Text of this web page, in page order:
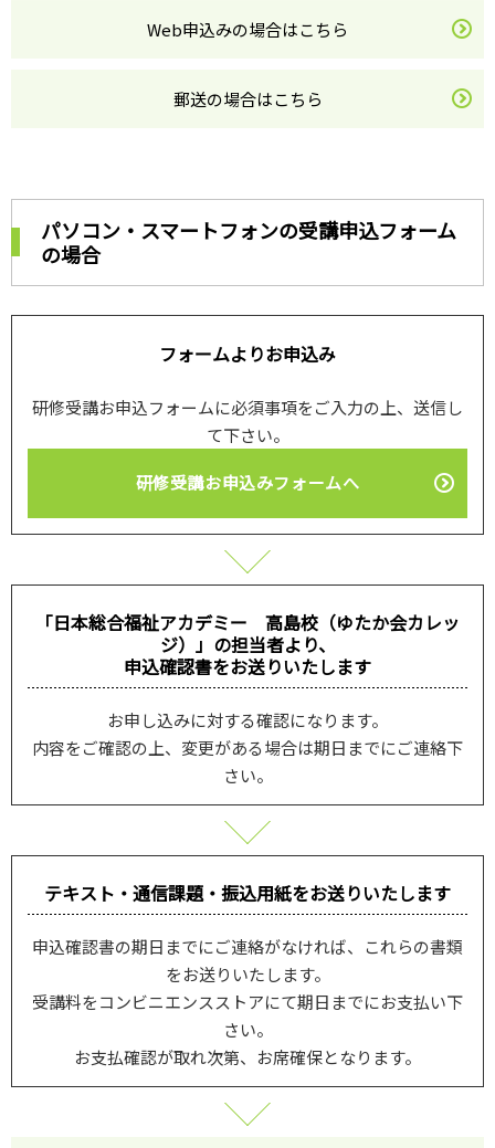
Web申込みの場合はこちら
郵送の場合はこちら
パソコン・スマートフォンの受講申込フォーム
の場合
フォームよりお申込み
研修受講お申込フォームに必須事項をご入力の上、送信し
て下さい。
研修受講お申込みフォームへ
「日本総合福祉アカデミー 高島校（ゆたか会カレッ
ジ）」の担当者より、
申込確認書をお送りいたします
お申し込みに対する確認になります。
内容をご確認の上、変更がある場合は期日までにご連絡下
さい。
テキスト・通信課題・振込用紙をお送りいたします
申込確認書の期日までにご連絡がなければ、これらの書類
をお送りいたします。
受講料をコンビニエンスストアにて期日までにお支払い下
さい。
お支払確認が取れ次第、お席確保となります。